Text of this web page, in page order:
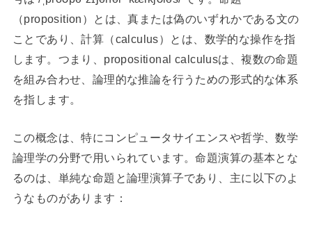
（proposition）とは、真または偽のいずれかである文の
ことであり、計算（calculus）とは、数学的な操作を指
します。つまり、propositional calculusは、複数の命題
を組み合わせ、論理的な推論を行うための形式的な体系
を指します。
この概念は、特にコンピュータサイエンスや哲学、数学
論理学の分野で用いられています。命題演算の基本とな
るのは、単純な命題と論理演算子であり、主に以下のよ
うなものがあります：